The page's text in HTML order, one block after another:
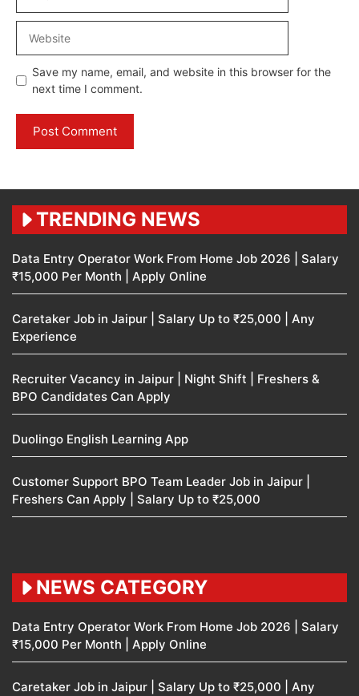
Save my name, email, and website in this browser for the
next time I comment.
TRENDING NEWS
Data Entry Operator Work From Home Job 2026 | Salary
₹15,000 Per Month | Apply Online
Caretaker Job in Jaipur | Salary Up to ₹25,000 | Any
Experience
Recruiter Vacancy in Jaipur | Night Shift | Freshers &
BPO Candidates Can Apply
Duolingo English Learning App
Customer Support BPO Team Leader Job in Jaipur |
Freshers Can Apply | Salary Up to ₹25,000
NEWS CATEGORY
Data Entry Operator Work From Home Job 2026 | Salary
₹15,000 Per Month | Apply Online
Caretaker Job in Jaipur | Salary Up to ₹25,000 | Any